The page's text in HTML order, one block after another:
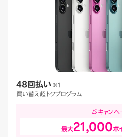
48回払い ※1
買い替え超トクプログラム
キャンペ
最大21,000ポ